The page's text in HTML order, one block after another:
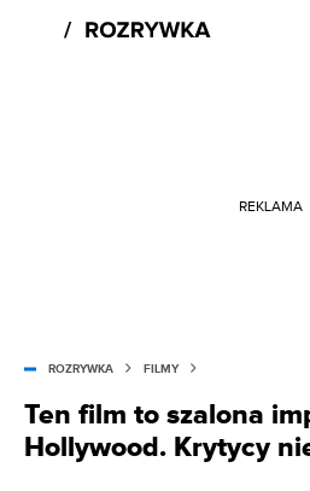
REKLAMA
ROZRYWKA FILMY
Ten film to szalona
Hollywood. Krytycy